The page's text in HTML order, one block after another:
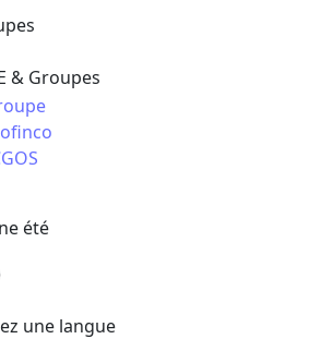
& Groupes
été
une langue